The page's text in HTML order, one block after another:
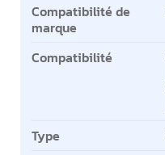
Caractéristiques clés
Compatibilité de
marque
Compatibilité
Type